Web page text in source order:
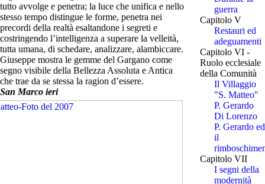
tutto avvolge e penetra; la luce che unifica e nello
stesso tempo distingue le forme, penetra nei
precordi della realtà esaltandone i segreti e
costringendo l’intelligenza a superare la velleità,
tutta umana, di schedare, analizzare, alambiccare.
Giuseppe mostra le gemme del Gargano come
segno visibile della Bellezza Assoluta e Antica
che trae da se stessa la ragion d’essere.
San Marco ieri
guerra
Capitolo V
Restauri ed
adeguamenti
Capitolo VI -
Ruolo ecclesiale
della Comunità
Il Villaggio
"S. Matteo"
P. Gerardo
Di Lorenzo
P. Gerardo ed
il
Capitolo VII
I segni della
modernità